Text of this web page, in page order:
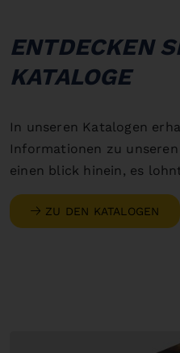
ENTDECKEN
KATALOGE
In unseren Katalogen
Informationen zu unseren
einen blick hinein, es
ZU DEN KATALOGEN